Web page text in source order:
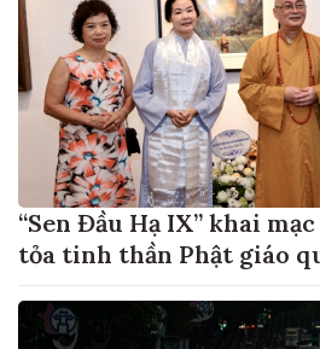
“Sen Đầu Hạ IX” khai
tỏa tinh thần Phật giáo